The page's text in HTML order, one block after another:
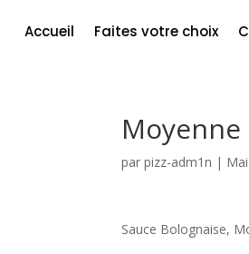
Accueil Faites votre choix
parpizz-adm1n |
Sauce Bolognaise,